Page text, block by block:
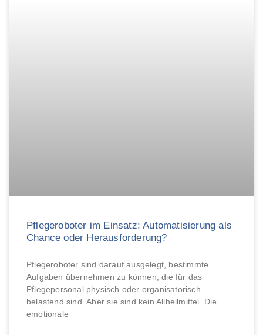
Pflegeroboter im Einsatz: Automatisierung als
Chance oder Herausforderung?
Pflegeroboter sind darauf ausgelegt, bestimmte
Aufgaben übernehmen zu können, die für das
Pflegepersonal physisch oder organisatorisch
belastend sind. Aber sie sind kein Allheilmittel. Die
emotionale